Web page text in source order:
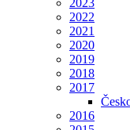
2023
2022
2021
2020
2019
2018
2017
2016